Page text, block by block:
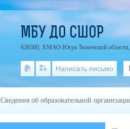
МБУ ДО СШОР
628380, ХМАО-Югра Тюменской
Написать письмо
Сведения об образовательной